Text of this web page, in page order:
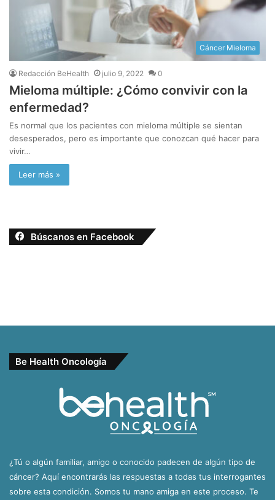
Cáncer Mieloma
Redacción BeHealth julio 9, 2022 0
Mieloma múltiple: ¿Cómo convivir con la
enfermedad?
Es normal que los pacientes con mieloma múltiple se sientan
desesperados, pero es importante que conozcan qué hacer para
vivir…
Leer más »
Búscanos en Facebook
Be Health Oncología
¿Tú o algún familiar, amigo o conocido padecen de algún tipo de
cáncer? Aquí encontrarás las respuestas a todas tus interrogantes
sobre esta condición. Somos tu mano amiga en este proceso. Te